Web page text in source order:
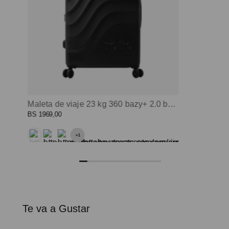
Maleta de viaje 23 kg 360 bazy+ 2.0 bodega negro color: negro
BS 1969,00
+1
Te va a Gustar